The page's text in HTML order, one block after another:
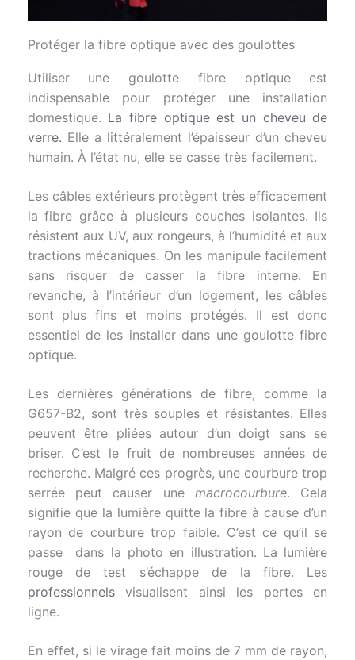
Protéger la fibre optique avec des goulottes
Utiliser une goulotte fibre optique est
indispensable pour protéger une installation
domestique. La fibre optique est un cheveu de
verre. Elle a littéralement l’épaisseur d’un cheveu
humain. À l’état nu, elle se casse très facilement.
Les câbles extérieurs protègent très efficacement
la fibre grâce à plusieurs couches isolantes. Ils
résistent aux UV, aux rongeurs, à l’humidité et aux
tractions mécaniques. On les manipule facilement
sans risquer de casser la fibre interne. En
revanche, à l’intérieur d’un logement, les câbles
sont plus fins et moins protégés. Il est donc
essentiel de les installer dans une goulotte fibre
optique.
Les dernières générations de fibre, comme la
G657-B2, sont très souples et résistantes. Elles
peuvent être pliées autour d’un doigt sans se
briser. C’est le fruit de nombreuses années de
recherche. Malgré ces progrès, une courbure trop
serrée peut causer unemacrocourbure. Cela
signifie que la lumière quitte la fibre à cause d’un
rayon de courbure trop faible. C’est ce qu’il se
passe dans la photo en illustration. La lumière
rouge de test s’échappe de la fibre. Les
professionnelsvisualisent ainsi les pertes en
ligne.
En effet, si le virage fait moins de 7 mm de rayon,